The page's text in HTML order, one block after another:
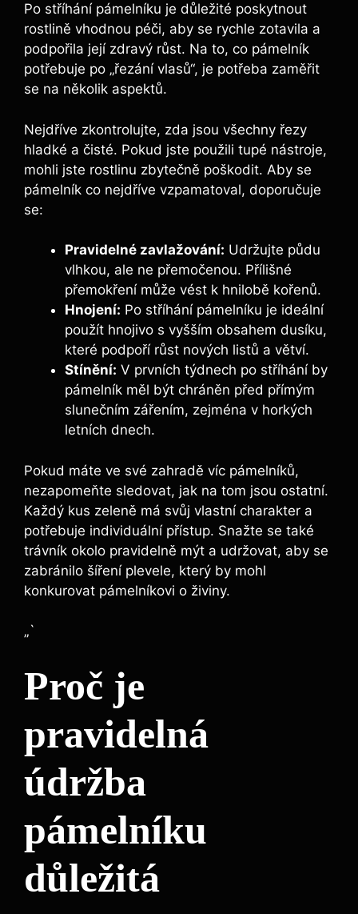
Po stříhání pámelníku je důležité poskytnout
rostlině vhodnou péči, aby se rychle zotavila a
podpořila její zdravý růst. Na to, co pámelník
potřebuje po „řezání vlasů“, je potřeba zaměřit
se na několik aspektů.
Nejdříve zkontrolujte, zda jsou všechny řezy
hladké a čisté. Pokud jste použili tupé nástroje,
mohli jste rostlinu zbytečně poškodit. Aby se
pámelník co nejdříve vzpamatoval, doporučuje
se:
Pravidelné zavlažování: Udržujte půdu
vlhkou, ale ne přemočenou. Přílišné
přemokření může vést k hnilobě kořenů.
Hnojení: Po stříhání pámelníku je ideální
použít hnojivo s vyšším obsahem dusíku,
které podpoří růst nových listů a větví.
Stínění: V prvních týdnech po stříhání by
pámelník měl být chráněn před přímým
slunečním zářením, zejména v horkých
letních dnech.
Pokud máte ve své zahradě víc pámelníků,
nezapomeňte sledovat, jak na tom jsou ostatní.
Každý kus zeleně má svůj vlastní charakter a
potřebuje individuální přístup. Snažte se také
trávník okolo pravidelně mýt a udržovat, aby se
zabránilo šíření plevele, který by mohl
konkurovat pámelníkovi o živiny.
„`
Proč je
pravidelná
údržba
pámelníku
důležitá